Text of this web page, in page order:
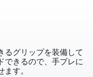
るグリップを装備して
できるので、手ブレに
す。